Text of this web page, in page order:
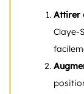
Attirer
Claye-